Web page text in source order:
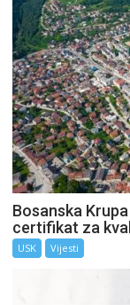
Bosanska
certifikat za
USK Vijesti